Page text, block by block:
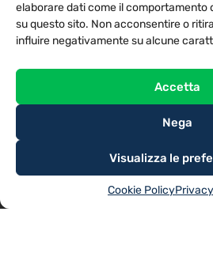
elaborare dati come il comportamento
su questo sito. Non acconsentire o
influire negativamente su alcune
Accetta
Nega
Visualizza le
Cookie Policy
TV LIBERA
Via Monteleonese 95/21 –
Tel. 0573.9136 / Fax